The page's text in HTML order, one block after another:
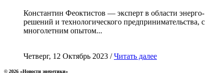
Константин Феоктистов — эксперт в области энерго-
решений и технологического предпринимательства, с
многолетним опытом...
Четверг, 12 Октябрь 2023 /Читать далее
© 2026 «Новости энеретики»